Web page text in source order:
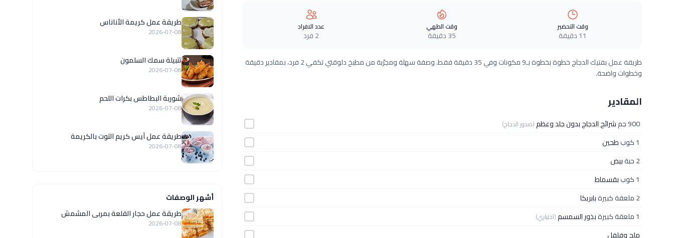
وقت التحضير
11 دقيقة
وقت الطهي
35 دقيقة
عدد الافراد
2 فرد
طريقة عمل بفتيك الدجاج خطوة بخطوة بـ9 مكونات وفي 35 دقيقة فقط. وصفة سهلة ومجرّبة من مطبخ دلوقتي تكفي 2 فرد، بمقادير دقيقة
وخطوات واضحة.
المقادير
900 جم شرائح الدجاج بدون جلد وعظم(صدور الدجاج)
1 كوب
طحين
2 حبة
بيض
1 كوب
بقسماط
2 ملعقة كبيرة
بابريكا
1 ملعقة كبيرة
بذور السمسم(اختياري)
ملح وفلفل
طريقة عمل كريمة الأناناس
2026-07-08
تتبيلة سمك السلمون
2026-07-08
شوربة البطاطس بكرات اللحم
2026-07-08
طريقة عمل آيس كريم التوت بالكريمة
2026-07-08
أشهر الوصفات
طريقة عمل حجار القلعة بمربى المشمش
2026-07-08